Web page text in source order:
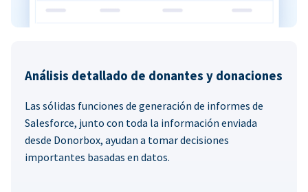
Análisis detallado de donantes y donaciones
Las sólidas funciones de generación de informes de
Salesforce, junto con toda la información enviada
desde Donorbox, ayudan a tomar decisiones
importantes basadas en datos.